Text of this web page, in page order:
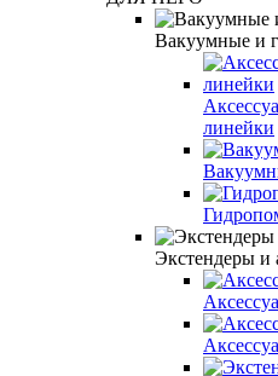
Вакуумные и
линейки
Экстендеры и